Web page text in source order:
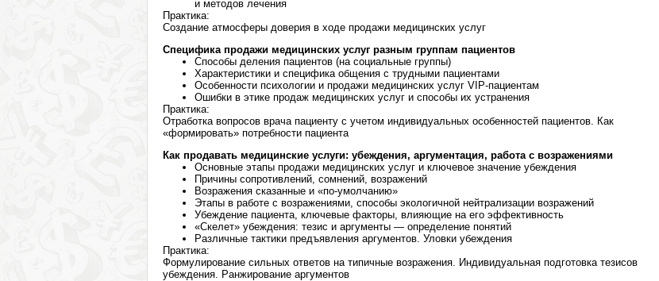
и методов лечения
Практика:
Создание атмосферы доверия в ходе продажи медицинских услуг
Специфика продажи медицинских услуг разным группам пациентов
Способы деления пациентов (на социальные группы)
Характеристики и специфика общения с трудными пациентами
Особенности психологии и продажи медицинских услуг VIP-пациентам
Ошибки в этике продаж медицинских услуг и способы их устранения
Практика:
Отработка вопросов врача пациенту с учетом индивидуальных особенностей пациентов. Как
«формировать» потребности пациента
Как продавать медицинские услуги: убеждения, аргументация, работа с возражениями
Основные этапы продажи медицинских услуг и ключевое значение убеждения
Причины сопротивлений, сомнений, возражений
Возражения сказанные и «по-умолчанию»
Этапы в работе с возражениями, способы экологичной нейтрализации возражений
Убеждение пациента, ключевые факторы, влияющие на его эффективность
«Скелет» убеждения: тезис и аргументы — определение понятий
Различные тактики предъявления аргументов. Уловки убеждения
Практика:
Формулирование сильных ответов на типичные возражения. Индивидуальная подготовка тезисов
убеждения. Ранжирование аргументов